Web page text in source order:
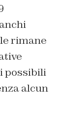
rimane
possibili
alcun